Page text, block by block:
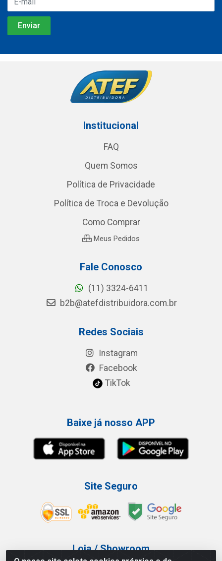
Institucional
FAQ
Quem Somos
Política de Privacidade
Política de Troca e Devolução
Como Comprar
Meus Pedidos
Fale Conosco
(11) 3324-6411
b2b@atefdistribuidora.com.br
Redes Sociais
Instagram
Facebook
TikTok
Baixe já nosso APP
Site Seguro
Loja / Showroom